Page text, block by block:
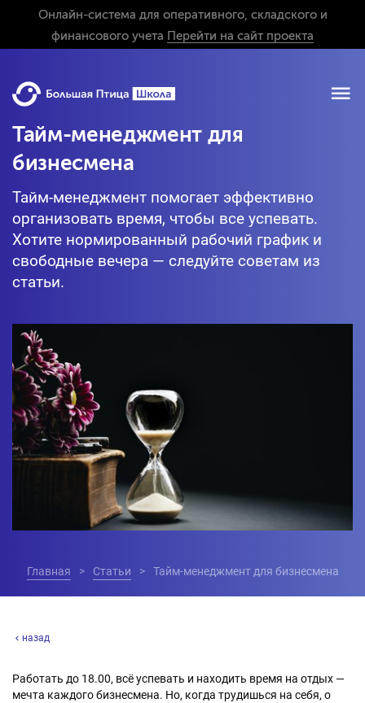
Онлайн-система для оперативного, складского и
финансового учета Перейти на сайт проекта
Тайм-менеджмент для
бизнесмена
Тайм-менеджмент помогает эффективно
организовать время, чтобы все успевать.
Хотите нормированный рабочий график и
свободные вечера — следуйте советам из
статьи.
Главная Статьи Тайм-менеджмент для бизнесмена
назад
Работать до 18.00, всё успевать и находить время на отдых —
мечта каждого бизнесмена. Но, когда трудишься на себя, о